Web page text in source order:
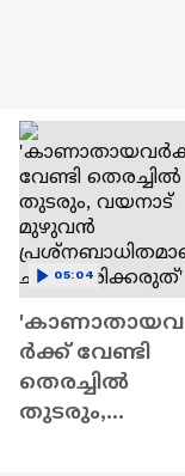
'കാണാതായവ
ർക്ക് വേണ്ടി
തെരച്ചിൽ
തുടരും,
05:04